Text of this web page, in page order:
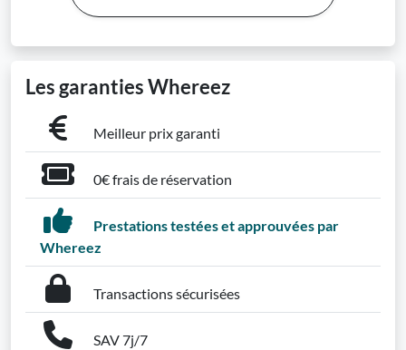
Les garanties Whereez
Meilleur prix garanti
0€ frais de réservation
Prestations testées et approuvées par
Whereez
Transactions sécurisées
SAV 7j/7